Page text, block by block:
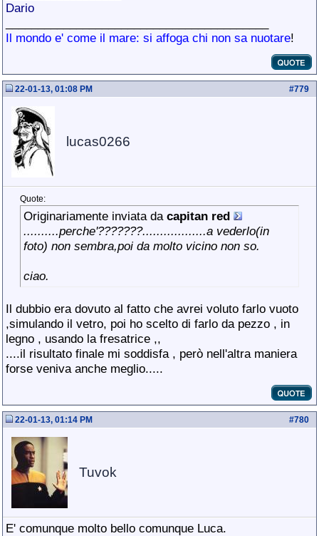
Dario
Il mondo e' come il mare: si affoga chi non sa nuotare!
#779
22-01-13, 01:08 PM
lucas0266
Quote:
Originariamente inviata da capitan red
..........perche'???????..................a vederlo(in
foto) non sembra,poi da molto vicino non so.
ciao.
Il dubbio era dovuto al fatto che avrei voluto farlo vuoto
,simulando il vetro, poi ho scelto di farlo da pezzo , in
legno , usando la fresatrice ,,
....il risultato finale mi soddisfa , però nell'altra maniera
forse veniva anche meglio.....
#780
22-01-13, 01:14 PM
Tuvok
E' comunque molto bello comunque Luca.